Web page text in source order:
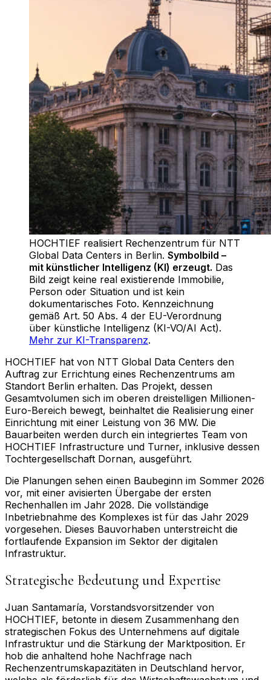
HOCHTIEF realisiert Rechenzentrum für NTT
Global Data Centers in Berlin. Symbolbild –
mit künstlicher Intelligenz (KI) erzeugt. Das
Bild zeigt keine real existierende Immobilie,
Person oder Situation und ist kein
dokumentarisches Foto. Kennzeichnung
gemäß Art. 50 Abs. 4 der EU-Verordnung
über künstliche Intelligenz (KI-VO/AI Act).
Mehr zur KI-Transparenz.
HOCHTIEF hat von NTT Global Data Centers den
Auftrag zur Errichtung eines Rechenzentrums am
Standort Berlin erhalten. Das Projekt, dessen
Gesamtvolumen sich im oberen dreistelligen Millionen-
Euro-Bereich bewegt, beinhaltet die Realisierung einer
Einrichtung mit einer Leistung von 36 MW. Die
Bauarbeiten werden durch ein integriertes Team von
HOCHTIEF Infrastructure und Turner, inklusive dessen
Tochtergesellschaft Dornan, ausgeführt.
Die Planungen sehen einen Baubeginn im Sommer 2026
vor, mit einer avisierten Übergabe der ersten
Rechenhallen im Jahr 2028. Die vollständige
Inbetriebnahme des Komplexes ist für das Jahr 2029
vorgesehen. Dieses Bauvorhaben unterstreicht die
fortlaufende Expansion im Sektor der digitalen
Infrastruktur.
Strategische Bedeutung und Expertise
Juan Santamaría, Vorstandsvorsitzender von
HOCHTIEF, betonte in diesem Zusammenhang den
strategischen Fokus des Unternehmens auf digitale
Infrastruktur und die Stärkung der Marktposition. Er
hob die anhaltend hohe Nachfrage nach
Rechenzentrumskapazitäten in Deutschland hervor,